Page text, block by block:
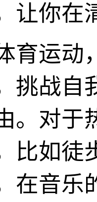
让你在
育运动
挑战自
。对于
比如徒
在音乐